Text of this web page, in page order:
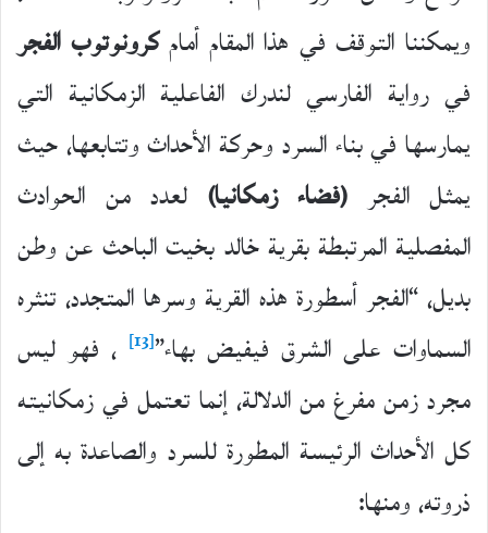
ويمكننا التوقف في هذا المقام أمامكرونوتوب الفجر
في رواية الفارسي لندرك الفاعلية الزمكانية التي
يمارسها في بناء السرد وحركة الأحداث وتتابعها، حيث
يمثل الفجر(فضاء زمكانيا) لعدد من الحوادث
المفصلية المرتبطة بقرية خالد بخيت الباحث عن وطن
بديل، “الفجر أسطورة هذه القرية وسرها المتجدد، تنثره
السماوات على الشرق فيفيض بهاء”[13]
، فهو ليس
مجرد زمن مفرغ من الدلالة، إنما تعتمل في زمكانيته
كل الأحداث الرئيسة المطورة للسرد والصاعدة به إلى
ذروته، ومنها: